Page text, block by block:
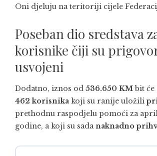
Oni djeluju na teritoriji cijele
Poseban dio sredstava
korisnike čiji su
usvojeni
Dodatno, iznos od 536.650 KMbit će
462 korisnika koji su ranije uložili
prethodnu raspodjelu pomoći za
godine, a koji su sadanaknadno